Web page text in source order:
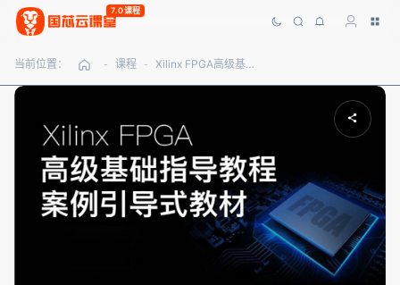
7.0课程
当前位置： - 课程 - Xilinx FPGA高级基础指导教程